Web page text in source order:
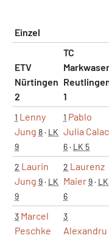
Einzel
ETV
Nürtingen
2
TC
1
1 Lenny
Jung 8· LK
9
1 Pablo
Julia Calac
6· LK 5
2 Laurin
Jung 9· LK
9
2 Laurenz
Maier9· LK
6
3 Marcel
Peschke
3
Alexandru